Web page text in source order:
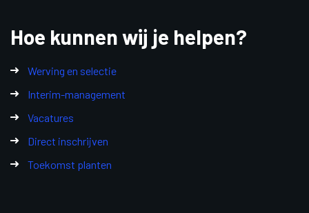
Hoe kunnen wij je helpen?
Werving en selectie
Interim-management
Vacatures
Direct inschrijven
Toekomst planten